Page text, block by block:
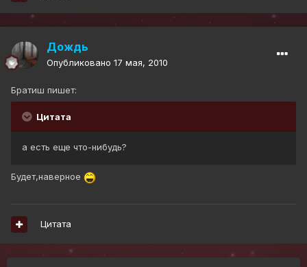
Дождь
Опубликовано 17 мая, 2010
Братиш пишет:
Цитата
а есть еще что-нибудь?
Будет,наверное
Цитата